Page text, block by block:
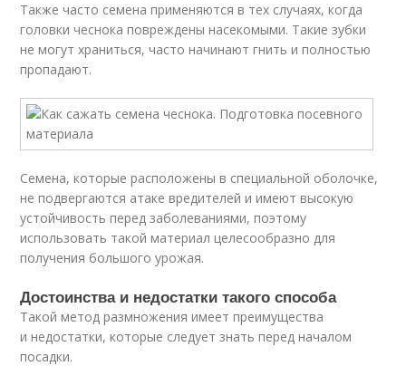
Также часто семена применяются в тех случаях, когда
головки чеснока повреждены насекомыми. Такие зубки
не могут храниться, часто начинают гнить и полностью
пропадают.
Семена, которые расположены в специальной оболочке,
не подвергаются атаке вредителей и имеют высокую
устойчивость перед заболеваниями, поэтому
использовать такой материал целесообразно для
получения большого урожая.
Достоинства и недостатки такого способа
Такой метод размножения имеет преимущества
и недостатки, которые следует знать перед началом
посадки.